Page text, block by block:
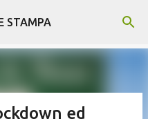
principali
STAMPA
ed